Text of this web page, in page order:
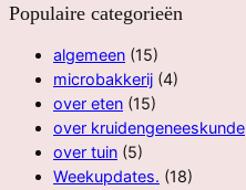
Populaire categorieën
algemeen (15)
microbakkerij (4)
over eten (15)
over kruidengeneeskunde
over tuin (5)
Weekupdates. (18)